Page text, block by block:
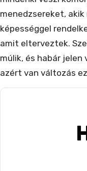
menedzsereket,
képességgel
amit elterveztek.
múlik, és habár jelen
azért van változás